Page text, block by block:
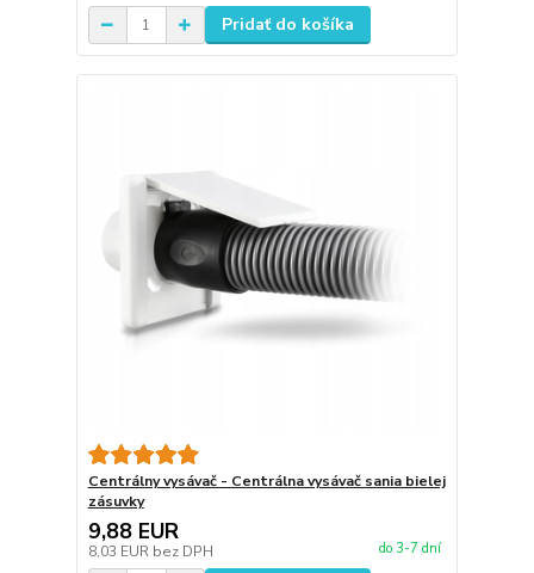
Pridať do košíka
Centrálny vysávač - Centrálna vysávač sania bielej
zásuvky
9,88 EUR
8,03 EUR bez DPH do 3-7 dní